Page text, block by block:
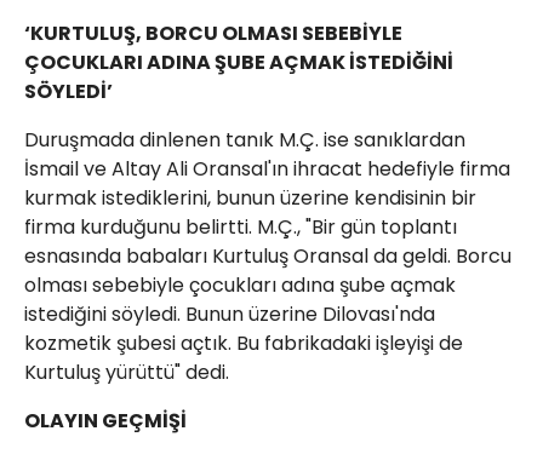
‘KURTULUŞ, BORCU OLMASI SEBEBİYLE
ÇOCUKLARI ADINA ŞUBE AÇMAK İSTEDİĞİNİ
SÖYLEDİ’
Duruşmada dinlenen tanık M.Ç. ise sanıklardan
İsmail ve Altay Ali Oransal'ın ihracat hedefiyle firma
kurmak istediklerini, bunun üzerine kendisinin bir
firma kurduğunu belirtti. M.Ç., "Bir gün toplantı
esnasında babaları Kurtuluş Oransal da geldi. Borcu
olması sebebiyle çocukları adına şube açmak
istediğini söyledi. Bunun üzerine Dilovası'nda
kozmetik şubesi açtık. Bu fabrikadaki işleyişi de
Kurtuluş yürüttü" dedi.
OLAYIN GEÇMİŞİ